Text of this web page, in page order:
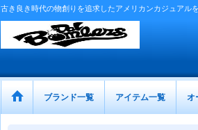
古き良き時代の物創りを追求したアメリカンカジュアル
ブランド一覧 アイテム一覧 オ